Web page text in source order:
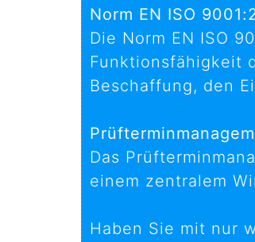
Norm EN ISO
Die Norm EN ISO
Funktionsfähigkeit
Beschaffung, den
Das
einem zentralem
Haben Sie mit nur